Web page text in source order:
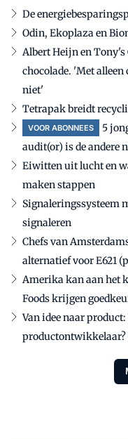
De
Odin, Ekoplaza en
Albert Heijn en
chocolade. 'Met
niet'
Tetrapak breidt
VOOR ABONNEES
5
audit(or) is de andere
Eiwitten uit lucht en
maken stappen
Signaleringssysteem
signaleren
Chefs van
alternatief voor E621
Amerika kan aan het
Foods krijgen
Van idee naar
productontwikkelaar?